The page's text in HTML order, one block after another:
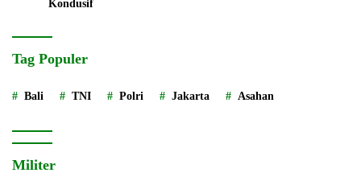
Kondusif
Tag Populer
Bali TNI Polri Jakarta Asahan
Militer